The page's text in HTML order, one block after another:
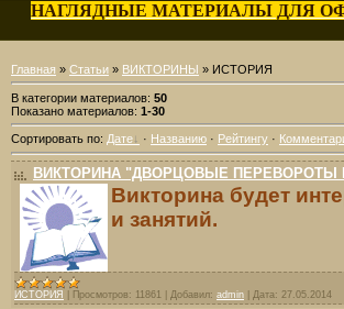
НАГЛЯДНЫЕ МАТЕРИАЛЫ ДЛЯ
Главная » Статьи » ВИКТОРИНЫ » ИСТОРИЯ
В категории материалов: 50
Показано материалов: 1-30
Сортировать по: Дате · Названию · Рейтингу ·
ВИКТОРИНА "ДВОРЦОВЫЕ ПЕРЕВОРОТЫ
Викторина будет
и занятий.
ИСТОРИЯ Просмотров: 11861 Добавил: admin Дата: 27.05.2014